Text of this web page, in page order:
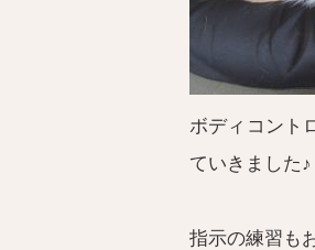
ボディコント
ていきました♪
指示の練習も